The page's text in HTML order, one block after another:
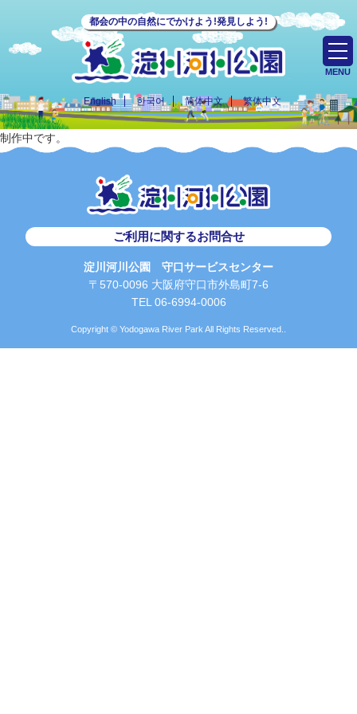
都会の中の自然にでかけよう!発見しよう!
English 한국어 简体中文 繁体中文
MENU
制作中です。
ご利用に関するお問合せ
淀川河川公園 守口サービスセンター
〒570-0096 大阪府守口市外島町7-6
TEL 06-6994-0006
Copyright © Yodogawa River Park All Rights Reserved..